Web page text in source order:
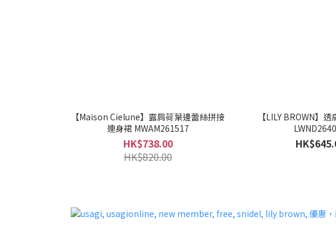
【Maison Cielune】露肩荷葉邊蕾絲拼接
連身裙 MWAM261517
HK$738.00
HK$820.00
【LILY BROWN】